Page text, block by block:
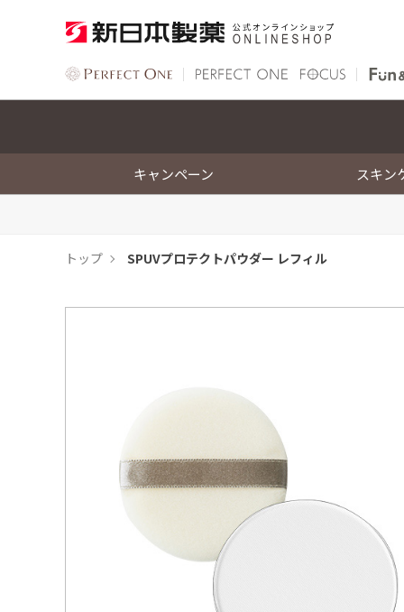
キャンペーン スキン
トップ SPUVプロテクトパウダー レフィル